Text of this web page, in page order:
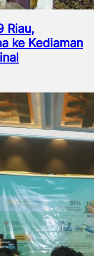
Riau,
ke Kediaman